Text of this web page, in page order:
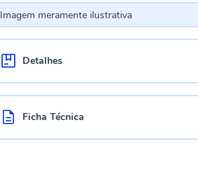
Imagem meramente ilustrativa
Detalhes
Ficha Técnica